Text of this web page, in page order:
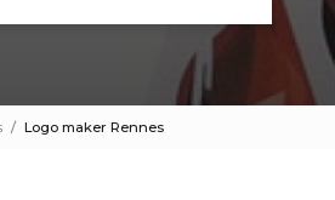
Logo maker Rennes